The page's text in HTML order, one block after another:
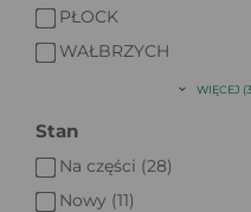
PŁOCK
WAŁBRZYCH
WIĘCEJ
Stan
Na części (28)
Nowy (11)